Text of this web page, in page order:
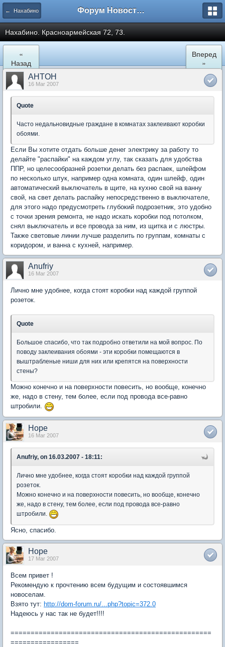
← Нахабино Форум Новостройки
Нахабино. Красноармейская 72, 73.
«
Назад
Вперед
»
AHTOH
16 Mar 2007
Quote
Часто недальновидные граждане в комнатах заклеивают коробки
обоями.
Если Вы хотите отдать больше денег электрику за работу то
делайте "распайки" на каждом углу, так сказать для удобства
ППР, но целесообразней розетки делать без распаек, шлейфом
по несколько штук, например одна комната, один шлейф, один
автоматический выключатель в щите, на кухню свой на ванну
свой, на свет делать распайку непосредственно в выключателе,
для этого надо предусмотреть глубокий подрозетник, это удобно
с точки зрения ремонта, не надо искать коробки под потолком,
снял выключатель и все провода за ним, из щитка и с люстры.
Также световые линии лучше разделить по группам, комнаты с
коридором, и ванна с кухней, например.
Anufriy
16 Mar 2007
Лично мне удобнее, когда стоят коробки над каждой группой
розеток.
Quote
Большое спасибо, что так подробно ответили на мой вопрос. По
поводу заклеивания обоями - эти коробки помещаются в
выштрабленые ниши для них или крепятся на поверхности
стены?
Можно конечно и на поверхности повесить, но вообще, конечно
же, надо в стену, тем более, если под провода все-равно
штробили.
Hope
16 Mar 2007
Anufriy, on 16.03.2007 - 18:11:
Лично мне удобнее, когда стоят коробки над каждой группой
розеток.
Можно конечно и на поверхности повесить, но вообще, конечно
же, надо в стену, тем более, если под провода все-равно
штробили.
Ясно, спасибо.
Hope
17 Mar 2007
Всем привет !
Рекомендую к прочтению всем будущим и состоявшимся
новоселам.
Взято тут: http://dom-forum.ru/...php?topic=372.0
Надеюсь у нас так не будет!!!!
==================================================
=================